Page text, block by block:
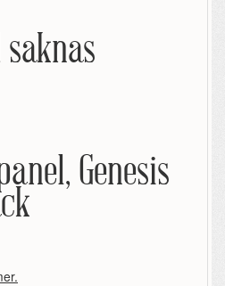
Genesis